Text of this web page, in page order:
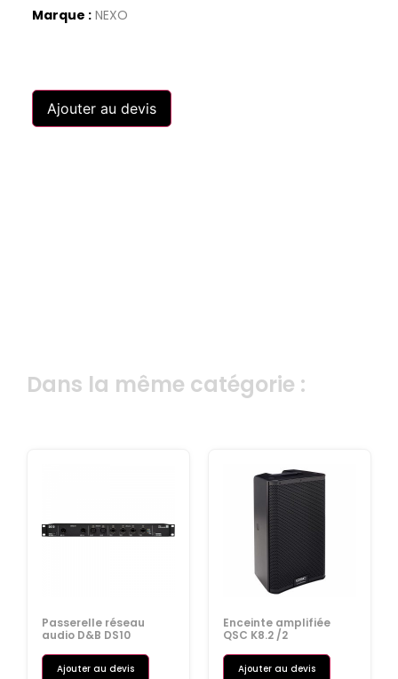
Marque : NEXO
Ajouter au devis
Dans la même catégorie :
Passerelle réseau
audio D&B DS10
Ajouter au devis
Enceinte amplifiée
QSC K8.2 /2
Ajouter au devis